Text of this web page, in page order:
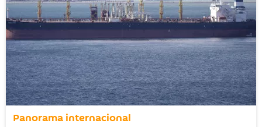
Panorama internacional